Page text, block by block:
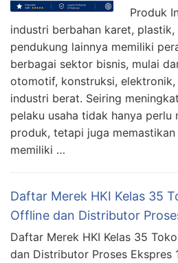
Produk
industri berbahan karet, plastik,
pendukung lainnya memiliki
berbagai sektor bisnis, mulai
otomotif, konstruksi,
industri berat. Seiring
pelaku usaha tidak hanya perlu
produk, tetapi juga
memiliki …
Daftar Merek HKI Kelas 35
Offline dan Distributor
Daftar Merek HKI Kelas 35
dan Distributor Proses Ekspres